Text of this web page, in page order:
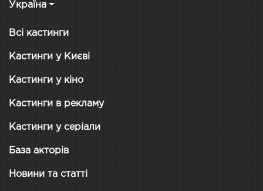
Україна
Всі кастинги
Кастинги у Києві
Кастинги у кіно
Кастинги в рекламу
Кастинги у серіали
База акторів
Новини та статті